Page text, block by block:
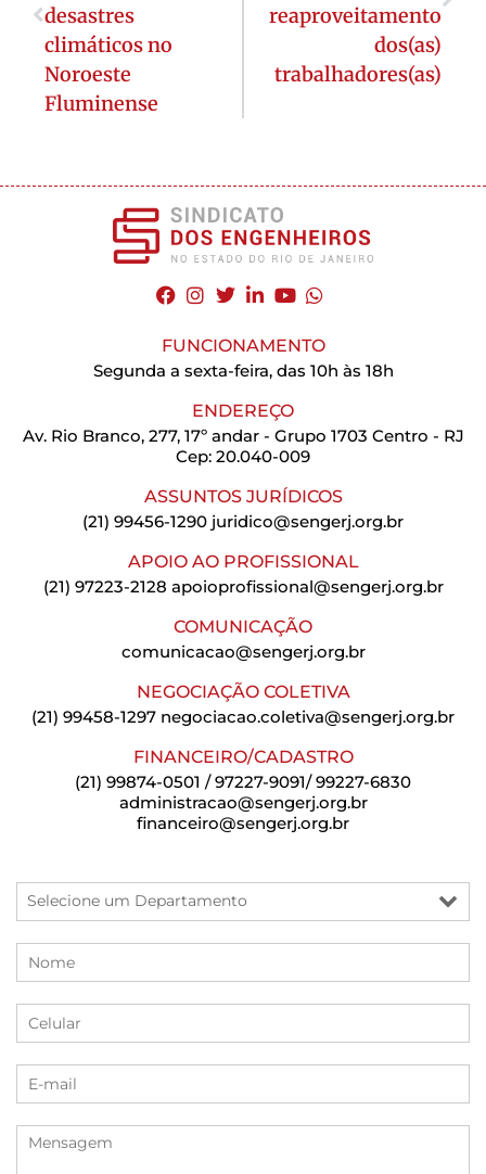
desastres
climáticos no
Noroeste
Fluminense
reaproveitamento
dos(as)
trabalhadores(as)
FUNCIONAMENTO
Segunda a sexta-feira, das 10h às 18h
ENDEREÇO
Av. Rio Branco, 277, 17º andar - Grupo 1703 Centro - RJ
Cep: 20.040-009
ASSUNTOS JURÍDICOS
(21) 99456-1290 juridico@sengerj.org.br
APOIO AO PROFISSIONAL
(21) 97223-2128 apoioprofissional@sengerj.org.br
COMUNICAÇÃO
comunicacao@sengerj.org.br
NEGOCIAÇÃO COLETIVA
(21) 99458-1297 negociacao.coletiva@sengerj.org.br
FINANCEIRO/CADASTRO
(21) 99874-0501 / 97227-9091/ 99227-6830
administracao@sengerj.org.br
financeiro@sengerj.org.br